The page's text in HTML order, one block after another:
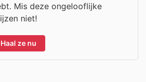
Mis deze ongelooflijke
niet!
Haal ze nu